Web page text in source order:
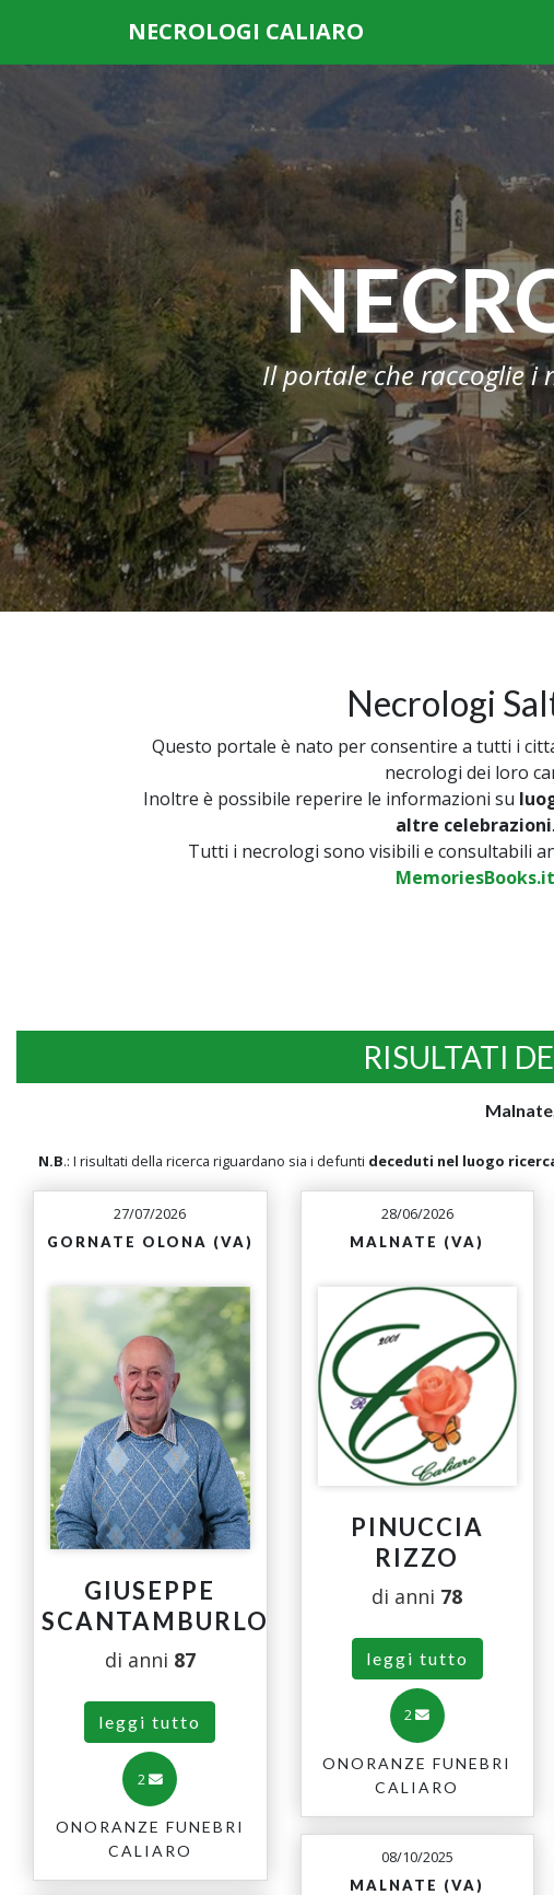
NECROLOGI CALIARO
Il portale che raccoglie i
Necrologi
Questo portale è nato per consentire a tutti i
necrologi dei loro
Inoltre è possibile reperire le informazioni su
altre celebrazioni.
Tutti i necrologi sono visibili e consultabili
MemoriesBooks.it
RISULTATI
N.B.: I risultati della ricerca riguardano sia i defunti deceduti nel luogo
27/07/2026
GORNATE OLONA (VA)
GIUSEPPE
SCANTAMBURLO
di anni 87
leggi tutto
2
ONORANZE FUNEBRI
CALIARO
28/06/2026
MALNATE (VA)
PINUCCIA
RIZZO
di anni 78
leggi tutto
2
ONORANZE FUNEBRI
CALIARO
08/10/2025
MALNATE (VA)
scorrendo questa pagina, cliccando su un link o